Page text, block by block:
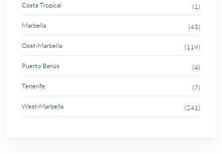
Costa Tropical (1)
Marbella (43)
Oost-Marbella (119)
Puerto Banús (4)
Tenerife (7)
West-Marbella (241)